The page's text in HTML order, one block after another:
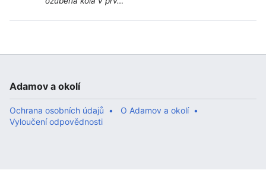
Adamov a okolí
Ochrana osobních údajů
O Adamov a okolí
Vyloučení odpovědnosti